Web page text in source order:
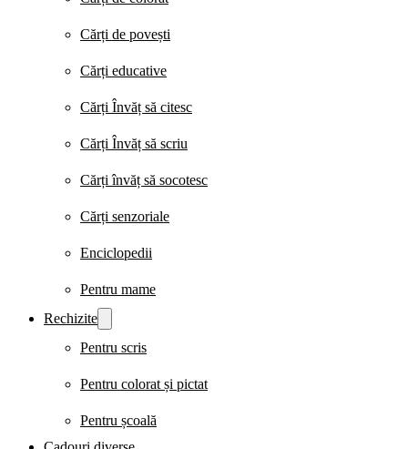
Cărți de povești
Cărți educative
Cărți Învăț să citesc
Cărți Învăț să scriu
Cărți învăț să socotesc
Cărți senzoriale
Enciclopedii
Pentru mame
Rechizite
Pentru scris
Pentru colorat și pictat
Pentru școală